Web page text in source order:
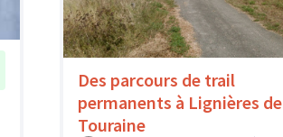
Des parcours de trail
permanents à Lignières de
Touraine